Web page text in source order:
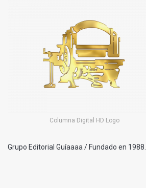
Columna Digital HD Logo
Grupo Editorial Guíaaaa / Fundado en 1988.